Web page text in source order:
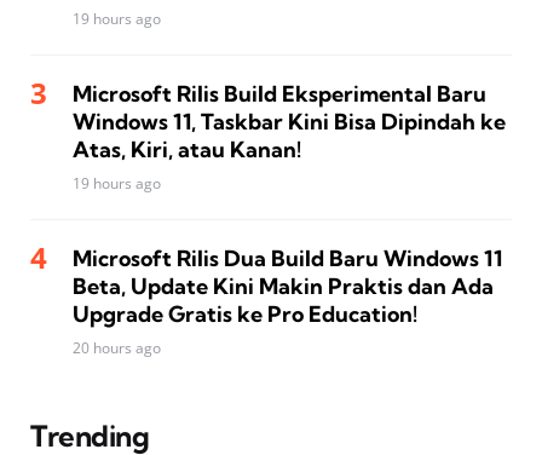
19 hours ago
Microsoft Rilis Build Eksperimental Baru
Windows 11, Taskbar Kini Bisa Dipindah ke
Atas, Kiri, atau Kanan!
19 hours ago
Microsoft Rilis Dua Build Baru Windows 11
Beta, Update Kini Makin Praktis dan Ada
Upgrade Gratis ke Pro Education!
20 hours ago
Trending